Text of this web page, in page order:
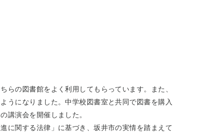
の図書館をよく利用してもらっています。また、
うになりました。中学校図書室と共同で図書を購入
講演会を開催しました。
に関する法律」に基づき、坂井市の実情を踏まえて